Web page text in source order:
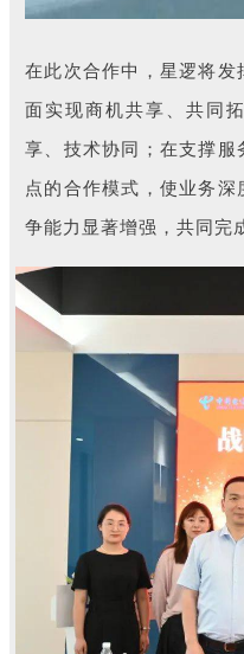
在此次合作中，星逻将
面实现商机共享、共同
享、技术协同；在支撑服
点的合作模式，使业务
争能力显著增强，共同完